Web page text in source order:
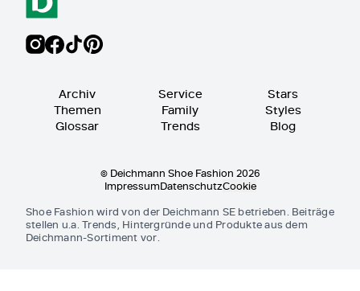
Archiv
Themen
Glossar
Service
Family
Trends
Stars
Styles
Blog
© Deichmann Shoe Fashion 2026
ImpressumDatenschutzCookie
Shoe Fashion wird von der Deichmann SE betrieben. Beiträge
stellen u.a. Trends, Hintergründe und Produkte aus dem
Deichmann-Sortiment vor.